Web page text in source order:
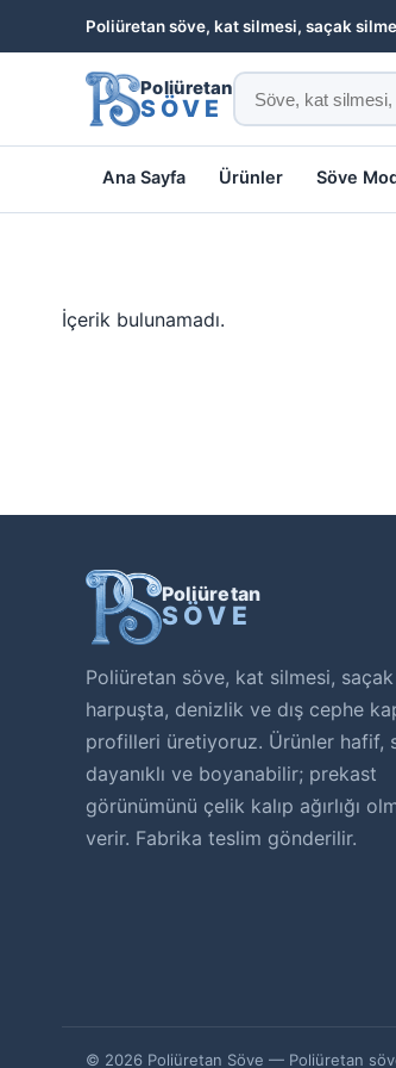
Poliüretan söve, kat silmesi, saçak
Poliüretan
SÖVE
Ana Sayfa Ürünler Söve
İçerik bulunamadı.
Poliüretan
SÖVE
Poliüretan söve, kat silmesi,
harpuşta, denizlik ve dış cephe
profilleri üretiyoruz. Ürünler hafif,
dayanıklı ve boyanabilir; prekast
görünümünü çelik kalıp ağırlığı
verir. Fabrika teslim gönderilir.
© 2026 Poliüretan Söve — Poliüretan